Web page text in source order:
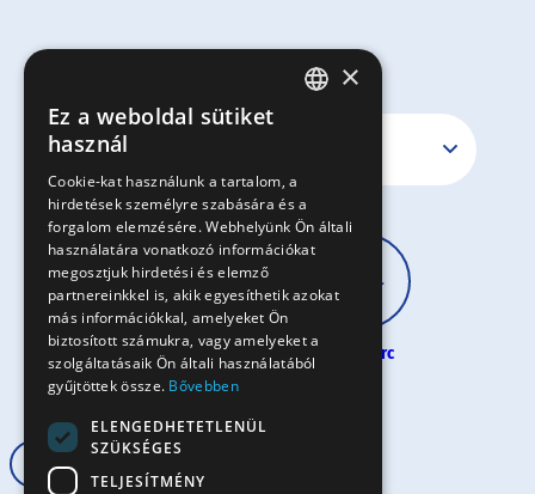
30 perc 60 perc 60+ perc
Húsos
SK
RO
×
Ez a weboldal sütiket
használ
Cookie-kat használunk a tartalom, a
hirdetések személyre szabására és a
forgalom elemzésére. Webhelyünk Ön általi
használatára vonatkozó információkat
megosztjuk hirdetési és elemző
partnereinkkel is, akik egyesíthetik azokat
más információkkal, amelyeket Ön
biztosított számukra, vagy amelyeket a
szolgáltatásaik Ön általi használatából
gyűjtöttek össze. Bővebben
ELENGEDHETETLENÜL
SZÜKSÉGES
TELJESÍTMÉNY